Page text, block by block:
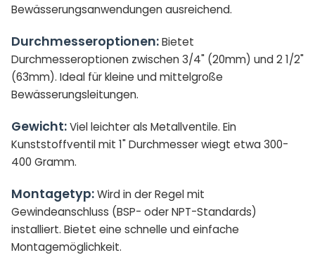
Bewässerungsanwendungen ausreichend.
Durchmesseroptionen:Bietet
Durchmesseroptionen zwischen 3/4" (20mm) und 2 1/2"
(63mm). Ideal für kleine und mittelgroße
Bewässerungsleitungen.
Gewicht:Viel leichter als Metallventile. Ein
Kunststoffventil mit 1" Durchmesser wiegt etwa 300-
400 Gramm.
Montagetyp:Wird in der Regel mit
Gewindeanschluss (BSP- oder NPT-Standards)
installiert. Bietet eine schnelle und einfache
Montagemöglichkeit.